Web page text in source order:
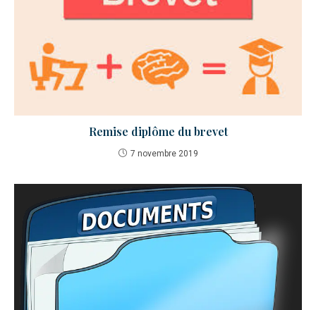
Remise diplôme du brevet
7 novembre 2019